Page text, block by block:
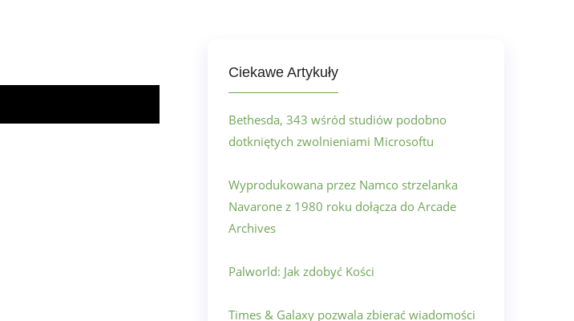
Ciekawe Artykuły
Bethesda, 343 wśród studiów podobno
dotkniętych zwolnieniami Microsoftu
Wyprodukowana przez Namco strzelanka
Navarone z 1980 roku dołącza do Arcade
Archives
Palworld: Jak zdobyć Kości
Times & Galaxy pozwala zbierać wiadomości